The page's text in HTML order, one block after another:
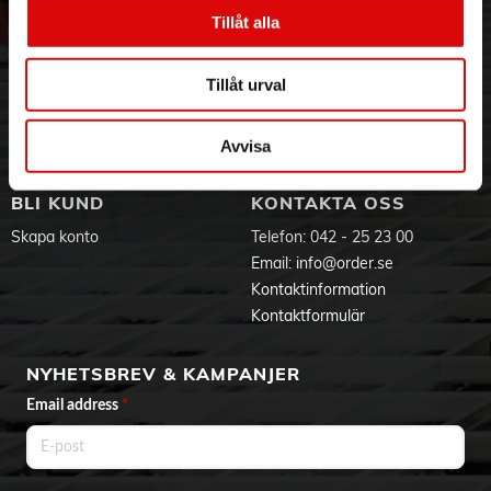
Tillåt alla
Tillåt urval
Avvisa
Färg:
Svart
Visselblåsning
Aktuellt på Order
Service & Support
Godsefterlysning & Felleverans
Integritetspolicy
Om cookies
BLI KUND
Skapa konto
KONTAKTA OSS
Telefon: 042 - 25 23 00
Email: info@order.se
Kontaktinformation
Kontaktformulär
NYHETSBREV & KAMPANJER
Email address *